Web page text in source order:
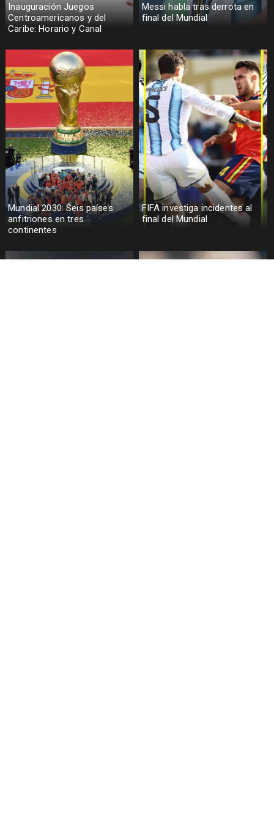
Inauguración Juegos
Centroamericanos y del
Caribe: Horario y Canal
Messi habla tras derrota en
final del Mundial
Mundial 2030: Seis países
anfitriones en tres
continentes
FIFA investiga incidentes al
final del Mundial